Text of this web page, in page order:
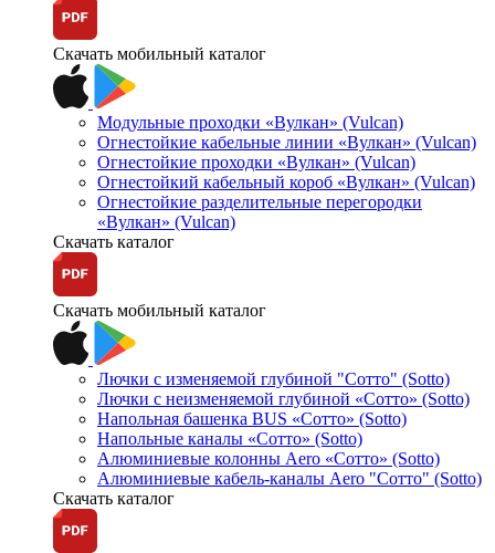
Скачать мобильный каталог
Модульные проходки «Вулкан» (Vulcan)
Огнестойкие кабельные линии «Вулкан» (Vulcan)
Огнестойкие проходки «Вулкан» (Vulcan)
Огнестойкий кабельный короб «Вулкан» (Vulcan)
Огнестойкие разделительные перегородки
«Вулкан» (Vulcan)
Скачать каталог
Скачать мобильный каталог
Лючки с изменяемой глубиной "Сотто" (Sotto)
Лючки с неизменяемой глубиной «Сотто» (Sotto)
Напольная башенка BUS «Сотто» (Sotto)
Напольные каналы «Сотто» (Sotto)
Алюминиевые колонны Aero «Сотто» (Sotto)
Алюминиевые кабель-каналы Aero "Сотто" (Sotto)
Скачать каталог